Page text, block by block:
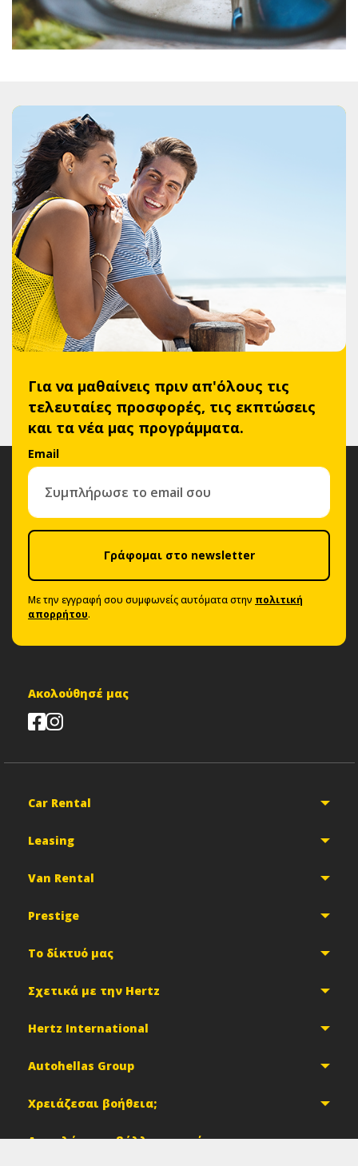
Για να μαθαίνεις πριν απ'όλους τις
τελευταίες προσφορές, τις εκπτώσεις
και τα νέα μας προγράμματα.
Email
Γράφομαι στο newsletter
Με την εγγραφή σου συμφωνείς αυτόματα στην πολιτική
απορρήτου.
Ακολούθησέ μας
Car Rental
Leasing
Van Rental
Prestige
Το δίκτυό μας
Σχετικά με την Hertz
Hertz International
Autohellas Group
Χρειάζεσαι βοήθεια;
Ασφαλές περιβάλλον αγορών